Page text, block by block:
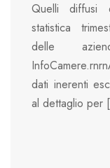
Quelli diffusi
statistica
delle
dati inerenti
al dettaglio per